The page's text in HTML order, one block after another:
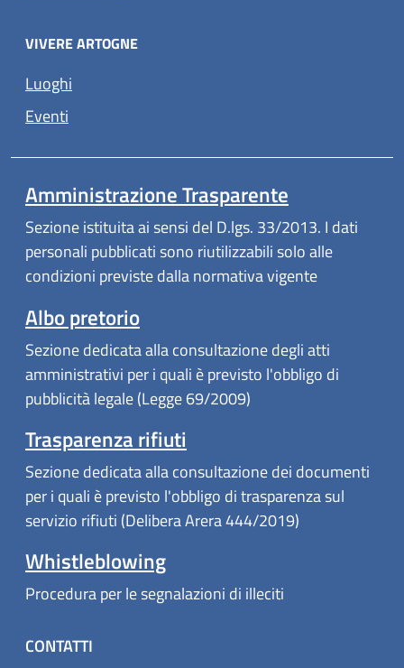
VIVERE ARTOGNE
Luoghi
Eventi
Amministrazione Trasparente
Sezione istituita ai sensi del D.lgs. 33/2013. I dati
personali pubblicati sono riutilizzabili solo alle
condizioni previste dalla normativa vigente
Albo pretorio
Sezione dedicata alla consultazione degli atti
amministrativi per i quali è previsto l'obbligo di
pubblicità legale (Legge 69/2009)
Trasparenza rifiuti
Sezione dedicata alla consultazione dei documenti
per i quali è previsto l'obbligo di trasparenza sul
servizio rifiuti (Delibera Arera 444/2019)
Whistleblowing
Procedura per le segnalazioni di illeciti
CONTATTI